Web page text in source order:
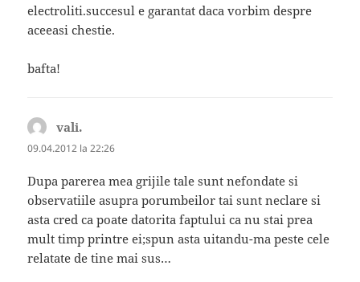
electroliti.succesul e garantat daca vorbim despre
aceeasi chestie.
bafta!
vali.
09.04.2012 la 22:26
Dupa parerea mea grijile tale sunt nefondate si
observatiile asupra porumbeilor tai sunt neclare si
asta cred ca poate datorita faptului ca nu stai prea
mult timp printre ei;spun asta uitandu-ma peste cele
relatate de tine mai sus…